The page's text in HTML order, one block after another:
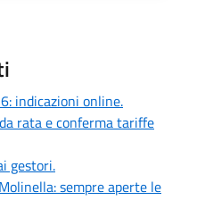
indicazioni online.
rata e conferma tariffe
gestori.
sempre aperte le